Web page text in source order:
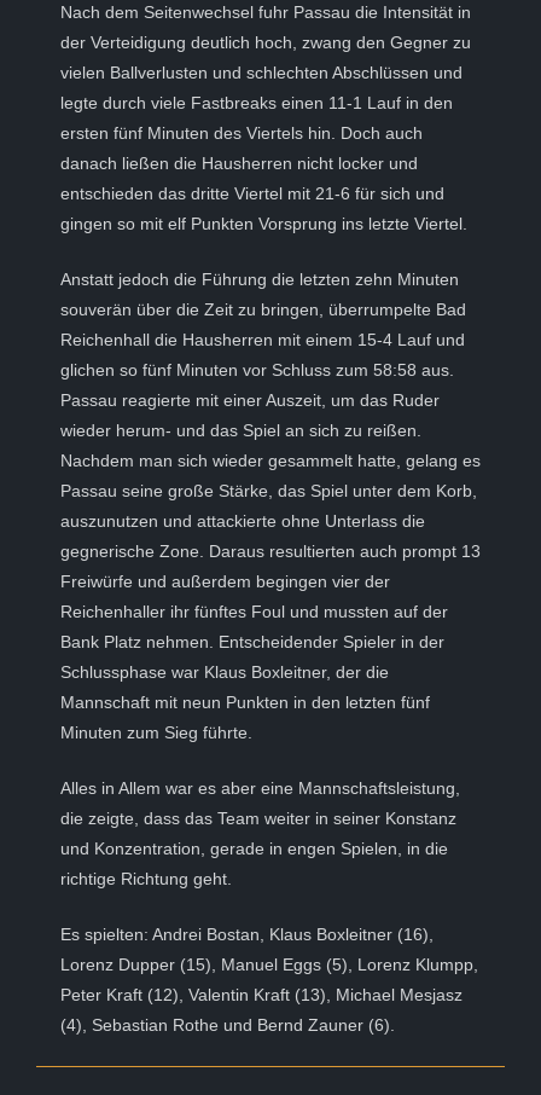
Nach dem Seitenwechsel fuhr Passau die Intensität in
der Verteidigung deutlich hoch, zwang den Gegner zu
vielen Ballverlusten und schlechten Abschlüssen und
legte durch viele Fastbreaks einen 11-1 Lauf in den
ersten fünf Minuten des Viertels hin. Doch auch
danach ließen die Hausherren nicht locker und
entschieden das dritte Viertel mit 21-6 für sich und
gingen so mit elf Punkten Vorsprung ins letzte Viertel.
Anstatt jedoch die Führung die letzten zehn Minuten
souverän über die Zeit zu bringen, überrumpelte Bad
Reichenhall die Hausherren mit einem 15-4 Lauf und
glichen so fünf Minuten vor Schluss zum 58:58 aus.
Passau reagierte mit einer Auszeit, um das Ruder
wieder herum- und das Spiel an sich zu reißen.
Nachdem man sich wieder gesammelt hatte, gelang es
Passau seine große Stärke, das Spiel unter dem Korb,
auszunutzen und attackierte ohne Unterlass die
gegnerische Zone. Daraus resultierten auch prompt 13
Freiwürfe und außerdem begingen vier der
Reichenhaller ihr fünftes Foul und mussten auf der
Bank Platz nehmen. Entscheidender Spieler in der
Schlussphase war Klaus Boxleitner, der die
Mannschaft mit neun Punkten in den letzten fünf
Minuten zum Sieg führte.
Alles in Allem war es aber eine Mannschaftsleistung,
die zeigte, dass das Team weiter in seiner Konstanz
und Konzentration, gerade in engen Spielen, in die
richtige Richtung geht.
Es spielten: Andrei Bostan, Klaus Boxleitner (16),
Lorenz Dupper (15), Manuel Eggs (5), Lorenz Klumpp,
Peter Kraft (12), Valentin Kraft (13), Michael Mesjasz
(4), Sebastian Rothe und Bernd Zauner (6).